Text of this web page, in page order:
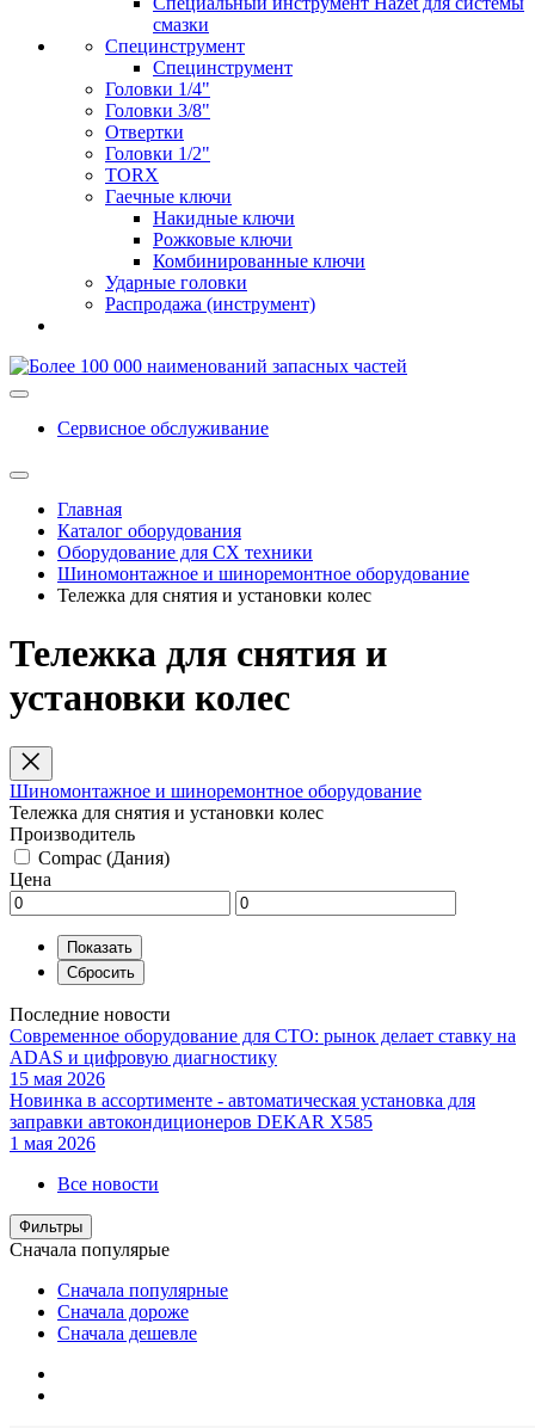
смазки
Специнструмент
Специнструмент
Головки 1/4"
Головки 3/8"
Отвертки
Головки 1/2"
TORX
Гаечные ключи
Накидные ключи
Рожковые ключи
Комбинированные ключи
Ударные головки
Распродажа (инструмент)
Сервисное обслуживание
Главная
Каталог оборудования
Оборудование для СХ техники
Шиномонтажное и шиноремонтное оборудование
Тележка для снятия и установки колес
Тележка для снятия и
установки колес
Шиномонтажное и шиноремонтное оборудование
Тележка для снятия и установки колес
Производитель
Compac (Дания)
Цена
Последние новости
Современное оборудование для СТО: рынок делает ставку на
ADAS и цифровую диагностику
15 мая 2026
Новинка в ассортименте - автоматическая установка для
заправки автокондиционеров DEKAR X585
1 мая 2026
Все новости
Фильтры
Сначала популярые
Сначала популярные
Сначала дороже
Сначала дешевле